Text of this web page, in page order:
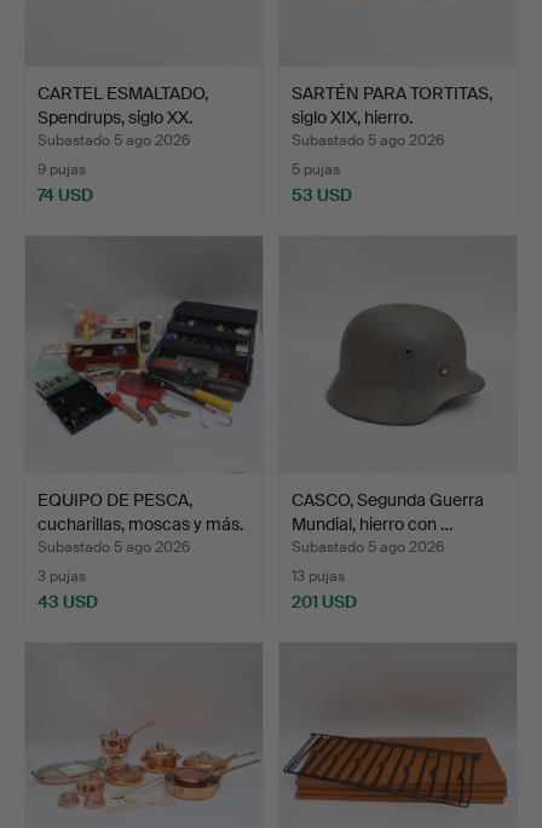
CARTEL ESMALTADO,
Spendrups, siglo XX.
Subastado 5 ago 2026
9 pujas
74 USD
SARTÉN PARA TORTITAS,
siglo XIX, hierro.
Subastado 5 ago 2026
5 pujas
53 USD
EQUIPO DE PESCA,
cucharillas, moscas y más.
Subastado 5 ago 2026
3 pujas
43 USD
CASCO, Segunda Guerra
Mundial, hierro con …
Subastado 5 ago 2026
13 pujas
201 USD